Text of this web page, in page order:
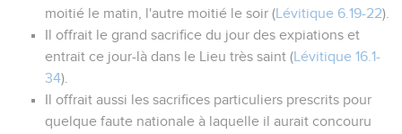
moitié le matin, l'autre moitié le soir (Lévitique 6.19-22).
Il offrait le grand sacrifice du jour des expiations et
entrait ce jour-là dans le Lieu très saint (Lévitique 16.1-
34).
Il offrait aussi les sacrifices particuliers prescrits pour
quelque faute nationale à laquelle il aurait concouru